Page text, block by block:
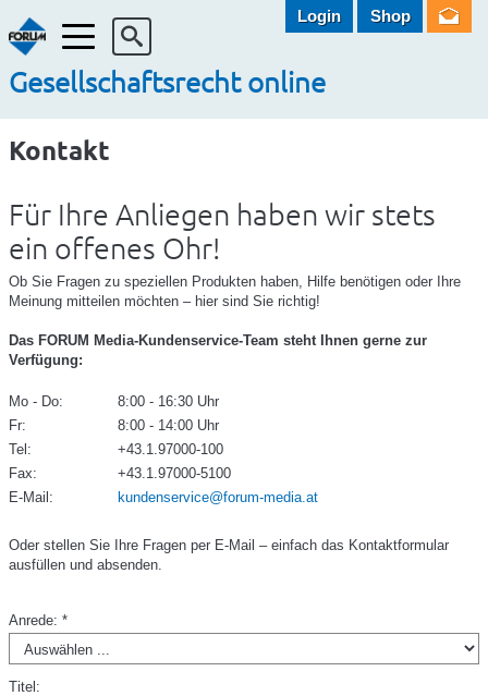
Menü
Gesellschaftsrecht online
Login Shop
Kontakt
Für Ihre Anliegen haben wir stets
ein offenes Ohr!
Ob Sie Fragen zu speziellen Produkten haben, Hilfe benötigen oder Ihre
Meinung mitteilen möchten – hier sind Sie richtig!
Das FORUM Media-Kundenservice-Team steht Ihnen gerne zur
Verfügung:
Mo - Do:
8:00 - 16:30 Uhr
Fr:
8:00 - 14:00 Uhr
Tel:
+43.1.97000-100
Fax:
+43.1.97000-5100
E-Mail:
kundenservice@forum-media.at
Oder stellen Sie Ihre Fragen per E-Mail – einfach das Kontaktformular
ausfüllen und absenden.
Anrede: *
Titel: